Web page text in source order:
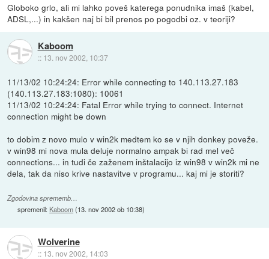
Globoko grlo, ali mi lahko poveš katerega ponudnika imaš (kabel,
ADSL,...) in kakšen naj bi bil prenos po pogodbi oz. v teoriji?
Kaboom
:: 13. nov 2002, 10:37
11/13/02 10:24:24: Error while connecting to 140.113.27.183
(140.113.27.183:1080): 10061
11/13/02 10:24:24: Fatal Error while trying to connect. Internet
connection might be down
to dobim z novo mulo v win2k medtem ko se v njih donkey poveže.
v win98 mi nova mula deluje normalno ampak bi rad mel več
connections... in tudi če zaženem inštalacijo iz win98 v win2k mi ne
dela, tak da niso krive nastavitve v programu... kaj mi je storiti?
Zgodovina sprememb…
spremenil: Kaboom(13. nov 2002 ob 10:38)
Wolverine
:: 13. nov 2002, 14:03